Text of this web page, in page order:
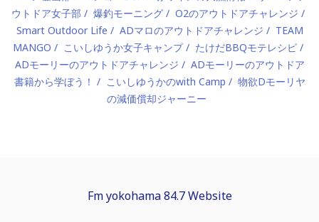
ウトドア女子部
爆釣モーニング
O2のアウトドアチャレンジ
Smart Outdoor Life
ADマロのアウトドアチャレンジ
TEAM
MANGO
こいしゆうか女子キャンプ
たけだBBQモテレシピ
ADモーリーのアウトドアチャレンジ
ADモーリーのアウトドア
書籍から学ぼう！
こいしゆうかのwith Camp
物欲Dモーリヤ
の減価償却ジャーニー
Fm yokohama 84.7 Website